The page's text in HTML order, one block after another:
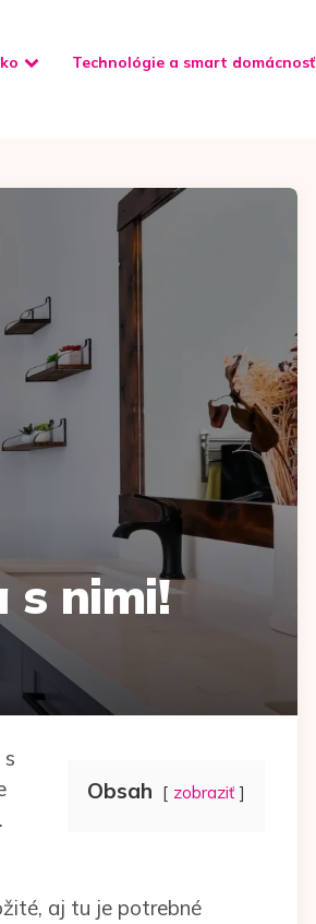
Technológie a smart domácnosť
s nimi!
Obsah zobraziť
aj tu je potrebné